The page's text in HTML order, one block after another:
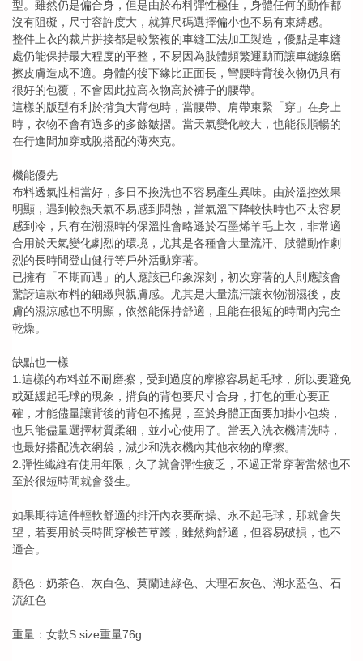
型。雖然仍是偏合身，但是由於布料彈性極佳，身體任何的動作都
沒有阻礙，尺寸容許度大，就算尺碼選擇偏小也不易有束縛感。
整件上衣的裁片拼接都是較繁複的車縫工法加工製造，優點是車縫
處仍能保持最大程度的平整，不易因為肢體頻繁運動而讓車縫線磨
擦皮膚造成不適。身體的後下緣比正面長，彎腰時背後衣物仍具有
很好的包覆，不會因此拉高衣物高於褲子的腰帶。
這樣的版型有利於揹負大背包時，當腰帶、肩帶束緊「穿」在身上
時，衣物不會有過多的多餘皺摺。當天氣變化較大，也能很順暢的
在行進間加穿或脫搭配的薄夾克。
機能優先
布料透氣性相當好，多日不換洗也不容易產生異味。由於溫控效果
明顯，遇到較熱天氣不易感到悶熱，當氣溫下降較快時也不太容易
感到冷，只有在潮濕時的保溫性會略遜於石墨烯羊毛上衣，非常適
合用於天氣變化劇烈的環境，尤其是各種會大量流汗、肢體動作劇
烈的長時間登山健行等戶外活動穿著。
已擁有「不期而遇」的人應該已印象深刻，初次穿著的人則應該會
驚訝這款布料的細緻與親膚感。尤其是大量流汗讓衣物潮濕後，皮
膚的濕涼感也不明顯，依然能保持舒適，且能在很短的時間內完全
乾燥。
缺點也一樣
1.這樣的布料並不耐磨擦，受到過度的摩擦容易起毛球，所以要避免
或延緩起毛球的現象，揹負的背包要尺寸合身，打包的重心要正
確，才能儘量讓背後的背包不搖晃，至於身體正面要加掛小包袋，
也只能儘量選擇材質柔細，並小心使用了。當丟入洗衣機清洗時，
也最好搭配洗衣網袋，減少和洗衣機內其他衣物的摩擦。
2.彈性纖維有使用年限，久了就會彈性疲乏，不過正常穿著當然也不
至於很短時間就會發生。
如果期待這件輕軟舒適的排汗內衣要耐操、永不起毛球，那就會失
望，若要用於長時間穿梭芒草叢，雖然夠舒適，但容易破損，也不
適合。
顏色：奶茶色、灰白色、莫蘭迪綠色、大理石灰色、湖水藍色、石
流紅色
重量：女款S size重量76g